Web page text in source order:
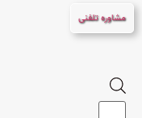
پرش
به
مشاوره تلفنی
Products